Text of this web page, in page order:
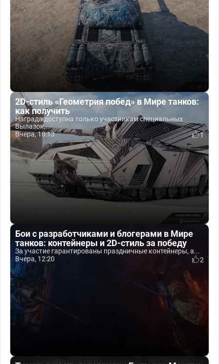
2D-стиль «Геометрия побед» в Мире танков:
как получить
Награда доступна только участникам специальных
Вылазок,...
Вчера, 18:13
1
Бои с разработчиками и блогерами в Мире
танков: контейнеры и 2D-стиль за победу
За участие гарантированы праздничные контейнеры, а...
Вчера, 12:20
2